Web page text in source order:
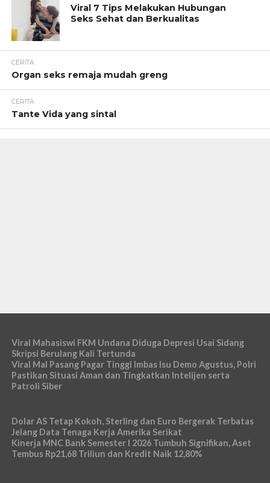
Viral 7 Tips Melakukan Hubungan
Seks Sehat dan Berkualitas
CERITA
Organ seks remaja mudah greng
CERITA
Tante Vida yang sintal
Viral Mahasiswi FKM Undana Diduga Depresi Usai Sidang
Skripsi Berulang Kali Tertunda
Viral Mal Pasang Pagar Tinggi Imbas Isu Demo Agustus, Polri
Pastikan Situasi Aman dan Tingkatkan Intelijen serta
Patroli Siber
Dolar AS Tetap Kokoh, Sterling dan Euro Bergerak Terbatas
Jelang Data Tenaga Kerja Amerika Serikat
Kinerja MNC Bank Semester I 2026 Tumbuh Signifikan, Aset
Tembus Rp21,68 Triliun dan Kredit Naik 12,80%